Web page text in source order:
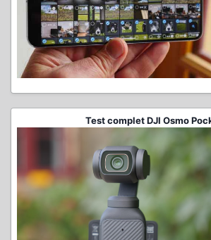
Test complet DJI Osmo